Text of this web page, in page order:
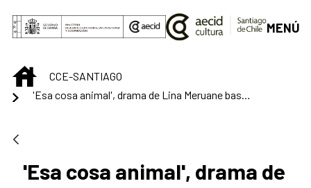
Saltar al contenido principal
MENÚ
INICIOCCE-SANTIAGO
'Esa cosa animal', drama de